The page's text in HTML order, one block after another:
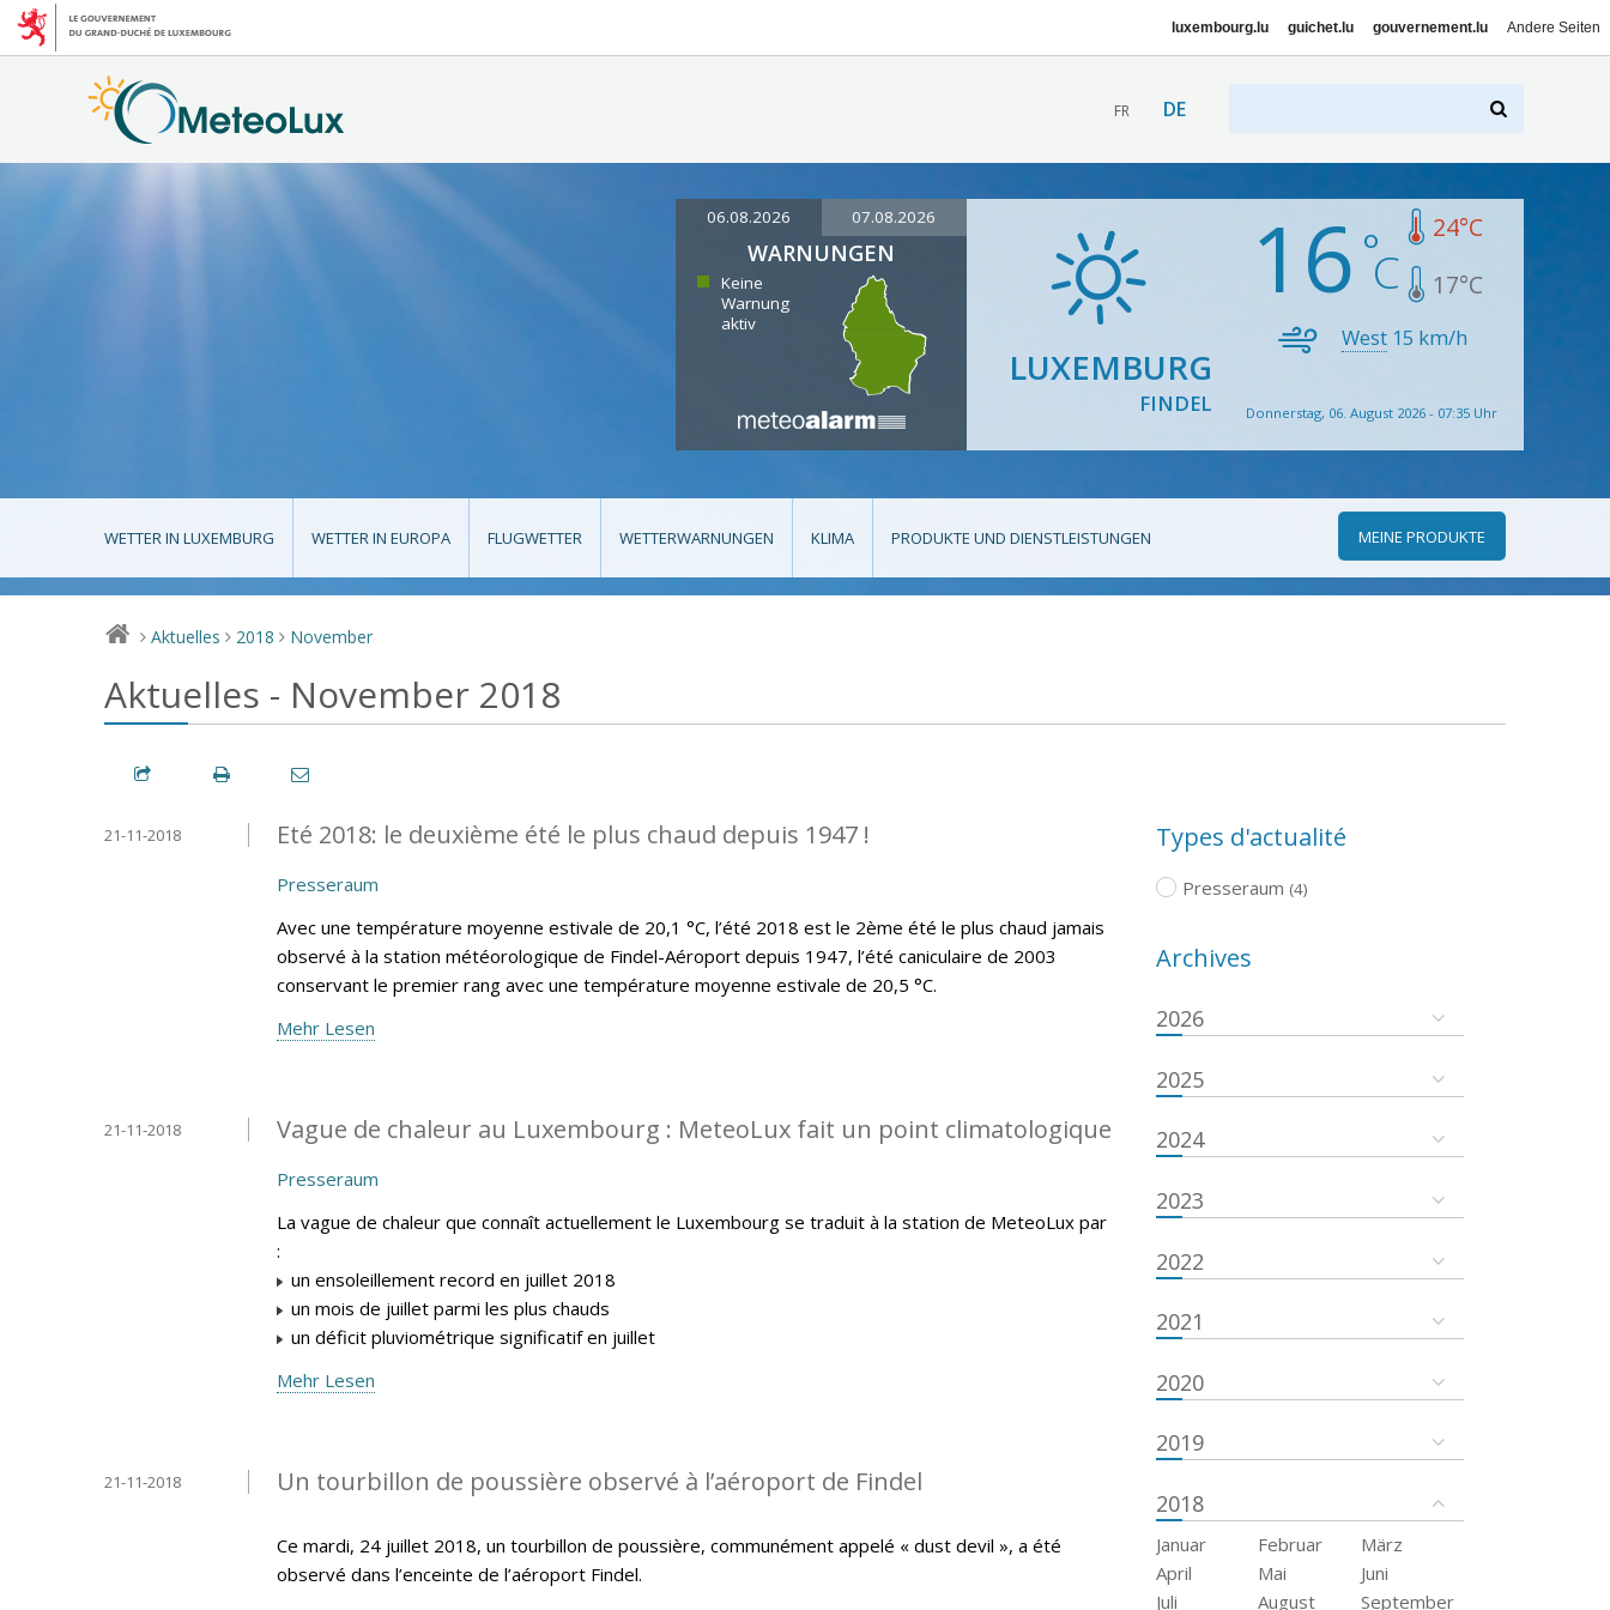
luxembourg.lu guichet.lu gouvernement.lu Andere Seiten
FR DE
06.08.2026 07.08.2026
WARNUNGEN
Keine
Warnung
aktiv
LUXEMBURG
FINDEL
16 24°C
17°C
West 15 km/h
Donnerstag, 06. August 2026 - 07:35 Uhr
WETTER IN LUXEMBURG WETTER IN EUROPA FLUGWETTER WETTERWARNUNGEN KLIMA PRODUKTE UND DIENSTLEISTUNGEN MEINE PRODUKTE
> Aktuelles > 2018 > November
Aktuelles - November 2018
Eté 2018: le deuxième été le plus chaud depuis 1947 !
21-11-2018
Presseraum
Avec une température moyenne estivale de 20,1 °C, l’été 2018 est le 2ème été le plus chaud jamais
observé à la station météorologique de Findel-Aéroport depuis 1947, l’été caniculaire de 2003
conservant le premier rang avec une température moyenne estivale de 20,5 °C.
Mehr Lesen
Vague de chaleur au Luxembourg : MeteoLux fait un point climatologique
21-11-2018
Presseraum
La vague de chaleur que connaît actuellement le Luxembourg se traduit à la station de MeteoLux par
:
un ensoleillement record en juillet 2018
un mois de juillet parmi les plus chauds
un déficit pluviométrique significatif en juillet
Mehr Lesen
Un tourbillon de poussière observé à l’aéroport de Findel
21-11-2018
Ce mardi, 24 juillet 2018, un tourbillon de poussière, communément appelé « dust devil », a été
observé dans l’enceinte de l’aéroport Findel.
Types d'actualité
Presseraum (4)
Archives
2026
2025
2024
2023
2022
2021
2020
2019
2018
Januar Februar
März
April
Mai
Juni
Juli
August September